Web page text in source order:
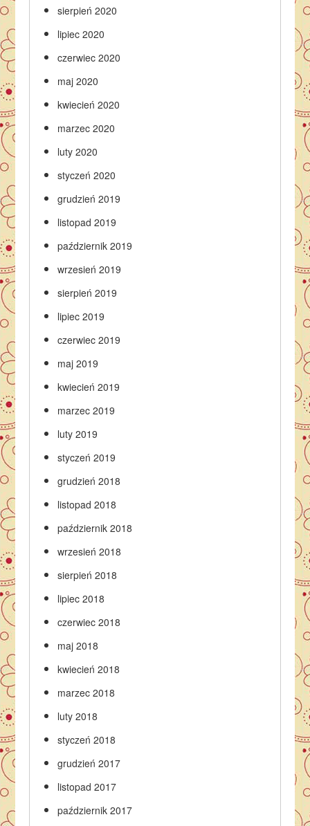
sierpień 2020
lipiec 2020
czerwiec 2020
maj 2020
kwiecień 2020
marzec 2020
luty 2020
styczeń 2020
grudzień 2019
listopad 2019
październik 2019
wrzesień 2019
sierpień 2019
lipiec 2019
czerwiec 2019
maj 2019
kwiecień 2019
marzec 2019
luty 2019
styczeń 2019
grudzień 2018
listopad 2018
październik 2018
wrzesień 2018
sierpień 2018
lipiec 2018
czerwiec 2018
maj 2018
kwiecień 2018
marzec 2018
luty 2018
styczeń 2018
grudzień 2017
listopad 2017
październik 2017